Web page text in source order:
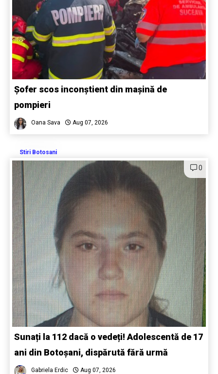
Șofer scos inconștient din mașină de
pompieri
Oana Sava Aug 07, 2026
Stiri Botosani
0
Sunați la 112 dacă o vedeți! Adolescentă de 17
ani din Botoșani, dispărută fără urmă
Gabriela Erdic Aug 07, 2026